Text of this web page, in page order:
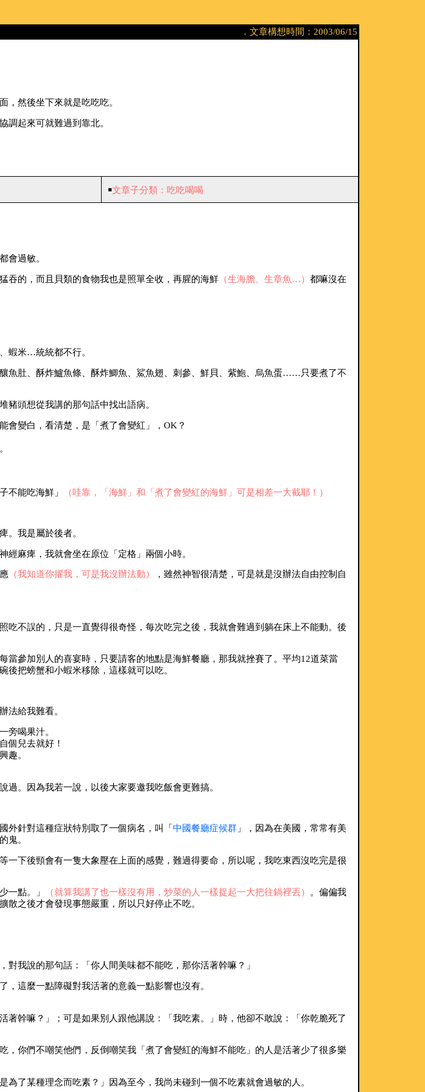
．文章構想時間：2003/06/15
，然後坐下來就是吃吃吃。
調起來可就難過到靠北。
￭文章子分類：吃吃喝喝
會過敏。
吞的，而且貝類的食物我也是照單全收，再腥的海鮮 （生海膽、生章魚…） 都嘛沒在
蝦米…統統都不行。
魚肚、酥炸鱸魚條、酥炸鯽魚、鯊魚翅、刺參、鮮貝、紫鮑、烏魚蛋……只要煮了不
豬頭想從我講的那句話中找出語病。
會變白，看清楚，是「煮了會變紅」，OK？
不能吃海鮮」 （哇靠，「海鮮」和「煮了會變紅的海鮮」可是相差一大截耶！）
。我是屬於後者。
經麻痺，我就會坐在原位「定格」兩個小時。
（我知道你擢我，可是我沒辦法動）
，雖然神智很清楚，可是就是沒辦法自由控制自
不誤的，只是一直覺得很奇怪，每次吃完之後，我就會難過到躺在床上不能動。後
參加別人的喜宴時，只要請客的地點是海鮮餐廳，那我就挫賽了。平均12道菜當
把螃蟹和小蝦米移除，這樣就可以吃。
法給我難看。
旁喝果汁。
個兒去就好！
趣。
。因為我若一說，以後大家要邀我吃飯會更難搞。
外針對這種症狀特別取了一個病名，叫「 中國餐廳症候群 」，因為在美國，常常有美
鬼。
一下後頸會有一隻大象壓在上面的感覺，難過得要命，所以呢，我吃東西沒吃完是很
一點。」 （就算我講了也一樣沒有用，炒菜的人一樣捉起一大把往鍋裡丟） 。偏偏我
之後才會發現事態嚴重，所以只好停止不吃。
我說的那句話：「你人間美味都不能吃，那你活著幹嘛？」
這麼一點障礙對我活著的意義一點影響也沒有。
幹嘛？」；可是如果別人跟他講說：「我吃素。」時，他卻不敢說：「你乾脆死了
你們不嘲笑他們，反倒嘲笑我「煮了會變紅的海鮮不能吃」的人是活著少了很多樂
了某種理念而吃素？」因為至今，我尚未碰到一個不吃素就會過敏的人。